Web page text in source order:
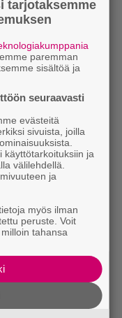
hauska ja
on kuitenkin
tarjotaksemme
paremman
sisältöä ja
seuraavasti
evästeitä
sivuista, joilla
käyttötarkoituksiin ja
välilehdellä.
ja
myös ilman
peruste. Voit
tahansa